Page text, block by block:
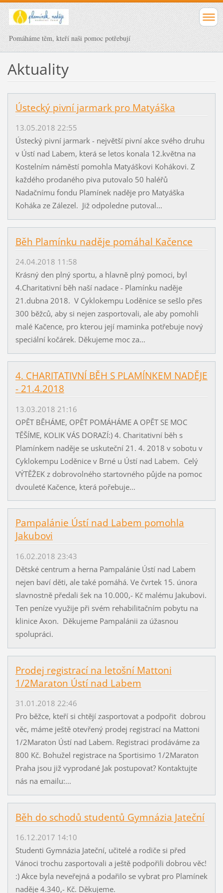
Pomáháme těm, kteří naši pomoc potřebují
Aktuality
Ústecký pivní jarmark pro Matyáška
13.05.2018 22:55
Ústecký pivní jarmark - největší pivní akce svého druhu
v Ústí nad Labem, která se letos konala 12.května na
Kostelním náměstí pomohla Matyáškovi Kohákovi. Z
každého prodaného piva putovalo 50 haléřů
Nadačnímu fondu Plamínek naděje pro Matyáška
Koháka ze Zálezel. Již odpoledne putoval...
Běh Plamínku naděje pomáhal Kačence
24.04.2018 11:58
Krásný den plný sportu, a hlavně plný pomoci, byl
4.Charitativní běh naší nadace - Plamínku naděje
21.dubna 2018. V Cyklokempu Loděnice se sešlo přes
300 běžců, aby si nejen zasportovali, ale aby pomohli
malé Kačence, pro kterou její maminka potřebuje nový
speciální kočárek. Děkujeme moc za...
4. CHARITATIVNÍ BĚH S PLAMÍNKEM NADĚJE
- 21.4.2018
13.03.2018 21:16
OPĚT BĚHÁME, OPĚT POMÁHÁME A OPĚT SE MOC
TĚŠÍME, KOLIK VÁS DORAZÍ:) 4. Charitativní běh s
Plamínkem naděje se uskuteční 21. 4. 2018 v sobotu v
Cyklokempu Loděnice v Brné u Ústí nad Labem. Celý
VÝTĚŽEK z dobrovolného startovného půjde na pomoc
dvouleté Kačence, která pořebuje...
Pampalánie Ústí nad Labem pomohla
Jakubovi
16.02.2018 23:43
Dětské centrum a herna Pampalánie Ústí nad Labem
nejen baví děti, ale také pomáhá. Ve čvrtek 15. února
slavnostně předali šek na 10.000,- Kč malému Jakubovi.
Ten peníze využije při svém rehabilitačním pobytu na
klinice Axon. Děkujeme Pampalánii za úžasnou
spolupráci.
Prodej registrací na letošní Mattoni
1/2Maraton Ústí nad Labem
31.01.2018 22:46
Pro běžce, kteří si chtějí zasportovat a podpořit dobrou
věc, máme ještě otevřený prodej registrací na Mattoni
1/2Maraton Ústí nad Labem. Registraci prodáváme za
800 Kč. Bohužel registrace na Sportisimo 1/2Maraton
Praha jsou již vyprodané Jak postupovat? Kontaktujte
nás na emailu:...
Běh do schodů studentů Gymnázia Jateční
16.12.2017 14:10
Studenti Gymnázia Jateční, učitelé a rodiče si před
Vánoci trochu zasportovali a ještě podpořili dobrou věc!
:) Akce byla neveřejná a podařilo se vybrat pro Plamínek
naděje 4.340,- Kč. Děkujeme.